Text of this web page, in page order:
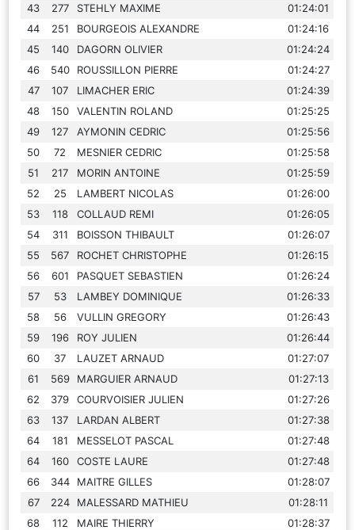
43
277 STEHLY MAXIME
01:24:01
44
251 BOURGEOIS ALEXANDRE
01:24:16
45
140 DAGORN OLIVIER
01:24:24
46
540 ROUSSILLON PIERRE
01:24:27
47
107 LIMACHER ERIC
01:24:39
48
150 VALENTIN ROLAND
01:25:25
49
127 AYMONIN CEDRIC
01:25:56
50
72 MESNIER CEDRIC
01:25:58
51
217 MORIN ANTOINE
01:25:59
52
25 LAMBERT NICOLAS
01:26:00
53
118 COLLAUD REMI
01:26:05
54
311 BOISSON THIBAULT
01:26:07
55
567 ROCHET CHRISTOPHE
01:26:15
56
601 PASQUET SEBASTIEN
01:26:24
57
53 LAMBEY DOMINIQUE
01:26:33
58
56 VULLIN GREGORY
01:26:43
59
196 ROY JULIEN
01:26:44
60
37 LAUZET ARNAUD
01:27:07
61
569 MARGUIER ARNAUD
01:27:13
62
379 COURVOISIER JULIEN
01:27:26
63
137 LARDAN ALBERT
01:27:38
64
181 MESSELOT PASCAL
01:27:48
64
160 COSTE LAURE
01:27:48
66
344 MAITRE GILLES
01:28:07
67
224 MALESSARD MATHIEU
01:28:11
68
112 MAIRE THIERRY
01:28:37